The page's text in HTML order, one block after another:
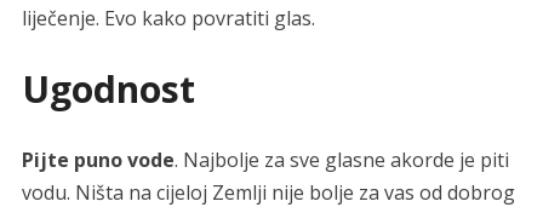
liječenje. Evo kako povratiti glas.
Ugodnost
Pijte puno vode. Najbolje za sve glasne akorde je piti
vodu. Ništa na cijeloj Zemlji nije bolje za vas od dobrog